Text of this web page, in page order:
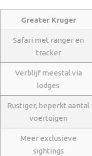
Greater Kruger
Safari met ranger en
tracker
Verblijf meestal via
lodges
Rustiger, beperkt aantal
voertuigen
Meer exclusieve
sightings